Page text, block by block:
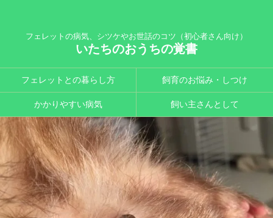
フェレットの病気、シツケやお世話のコツ（初心者さん向け）
いたちのおうちの覚書
フェレットとの暮らし方 飼育のお悩み・しつけ
かかりやすい病気 飼い主さんとして